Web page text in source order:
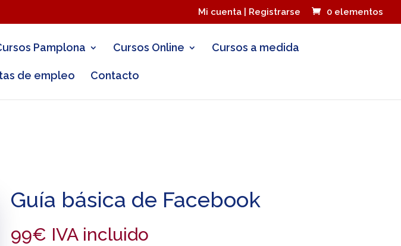
Mi cuenta | Registrarse 0 elementos
Pamplona Cursos Online Cursos a medida
de empleo Contacto
Guía básica de Facebook
99€ IVA incluido